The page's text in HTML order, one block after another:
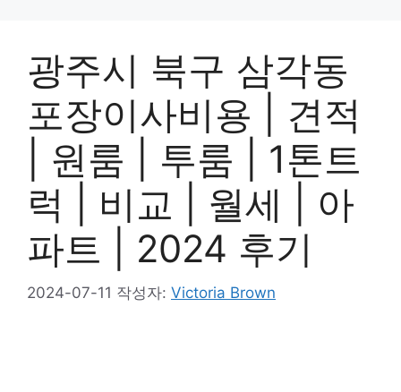
광주시 북구 삼각동
포장이사비용 | 견적
| 원룸 | 투룸 | 1톤트
럭 | 비교 | 월세 | 아
파트 | 2024 후기
2024-07-11 작성자: Victoria Brown